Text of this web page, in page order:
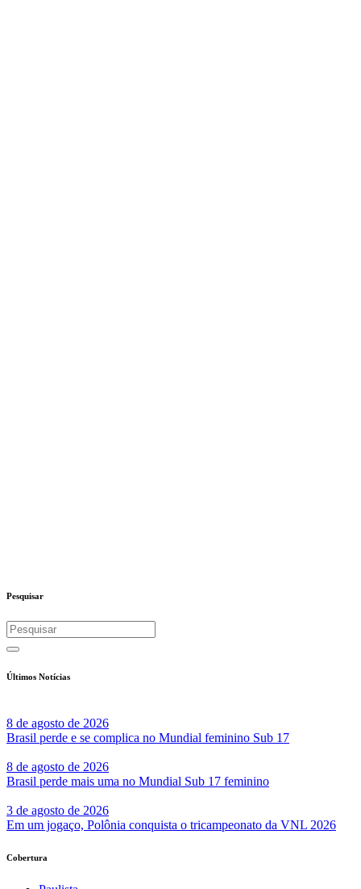
Pesquisar
Últimos Notícias
8 de agosto de 2026
Brasil perde e se complica no Mundial feminino Sub 17
8 de agosto de 2026
Brasil perde mais uma no Mundial Sub 17 feminino
3 de agosto de 2026
Em um jogaço, Polônia conquista o tricampeonato da VNL 2026
Cobertura